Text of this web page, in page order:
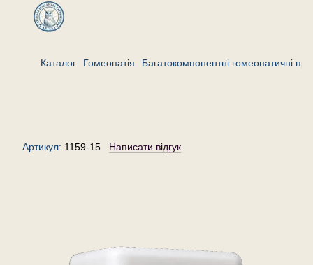
Каталог Гомеопатія Багатокомпонентні гомеопатичні
Артикул: 1159-15 Написати відгук